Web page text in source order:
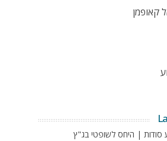
קאופמן
סודות | היחס לשופטי בג"ץ